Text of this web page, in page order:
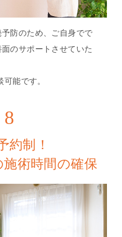
防のため、ご自身でで
のサポートさせていた
能です。
8
約制！
術時間の確保